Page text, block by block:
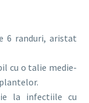
6 randuri, aristat
cu o talie medie-
la infectiile cu